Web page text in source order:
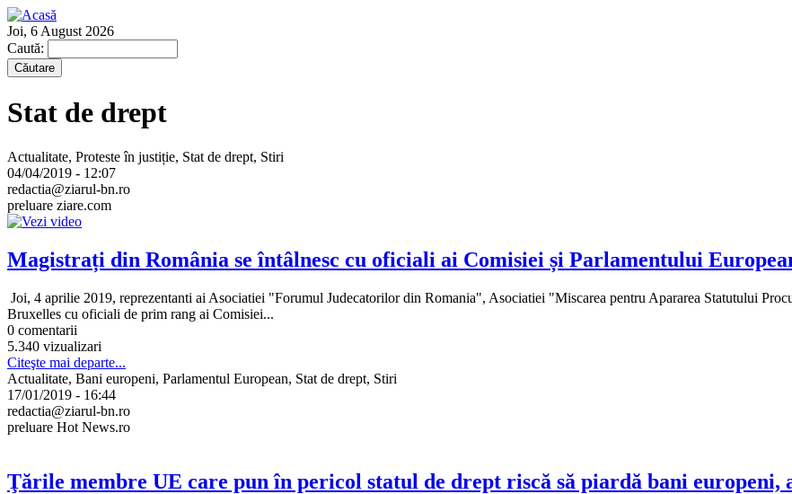
Joi, 6 August 2026
Caută:
Stat de drept
Actualitate, Proteste în justiție, Stat de drept, Stiri
04/04/2019 - 12:07
redactia@ziarul-bn.ro
preluare ziare.com
Magistrați din România se întâlnesc cu oficiali ai Comisiei și Parlamentului
Joi, 4 aprilie 2019, reprezentanti ai Asociatiei "Forumul Judecatorilor din Romania", Asociatiei "Miscarea pentru Apararea Statutului
Bruxelles cu oficiali de prim rang ai Comisiei...
0 comentarii
5.340 vizualizari
Citeşte mai departe...
Actualitate, Bani europeni, Parlamentul European, Stat de drept, Stiri
17/01/2019 - 16:44
redactia@ziarul-bn.ro
preluare Hot News.ro
Ţările membre UE care pun în pericol statul de drept riscă să piardă bani europeni,